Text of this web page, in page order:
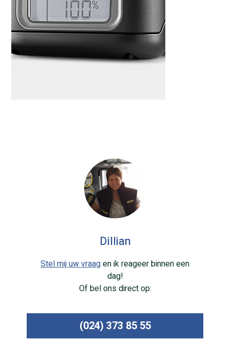
Dillian
Stel mij uw vraagen ik reageer binnen een
dag!
Of bel ons direct op:
(024) 373 85 55